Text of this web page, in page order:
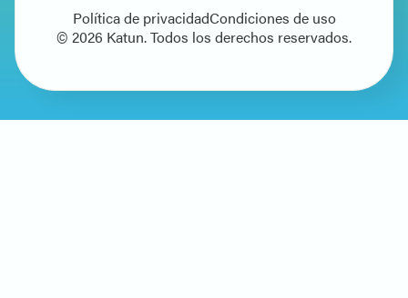
© 2026 Katun. Todos los derechos reservados.
Política de privacidadCondiciones de uso